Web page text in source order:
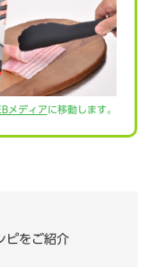
メディアに移動します。
ピをご紹介